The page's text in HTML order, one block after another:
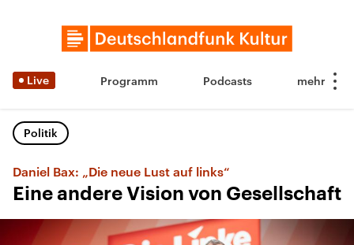
Live Programm Podcasts
Politik
Daniel Bax: „Die neue Lust auf links“
Eine andere Vision von Gesellschaft